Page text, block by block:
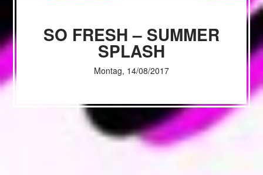
SO FRESH – SUMMER
SPLASH
Montag, 14/08/2017